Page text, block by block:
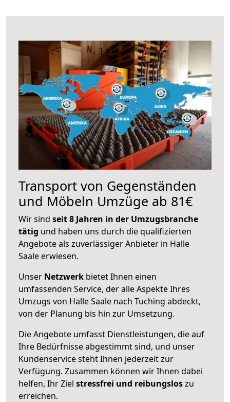
Transport von Gegenständen
und Möbeln Umzüge ab 81€
Wir sind seit 8 Jahren in der Umzugsbranche
tätig und haben uns durch die qualifizierten
Angebote als zuverlässiger Anbieter in Halle
Saale erwiesen.
Unser Netzwerk bietet Ihnen einen
umfassenden Service, der alle Aspekte Ihres
Umzugs von Halle Saale nach Tuching abdeckt,
von der Planung bis hin zur Umsetzung.
Die Angebote umfasst Dienstleistungen, die auf
Ihre Bedürfnisse abgestimmt sind, und unser
Kundenservice steht Ihnen jederzeit zur
Verfügung. Zusammen können wir Ihnen dabei
helfen, Ihr Ziel stressfrei und reibungsloszu
erreichen.